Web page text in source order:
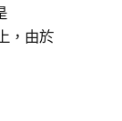
，由於